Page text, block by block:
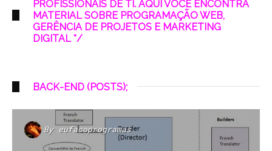
PROFISSIONAIS DE TI. AQUI VOCÊ ENCONTRA
MATERIAL SOBRE PROGRAMAÇÃO WEB,
GERÊNCIA DE PROJETOS E MARKETING
DIGITAL */
BACK-END (POSTS);
By eufacoprogramas